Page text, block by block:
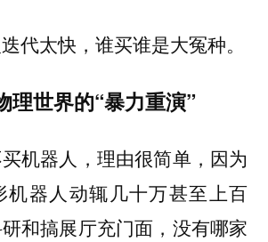
代太快，谁买谁是大冤种。
理世界的“暴力重演”
机器人，理由很简单，因为
机器人动辄几十万甚至上百
和搞展厅充门面，没有哪家